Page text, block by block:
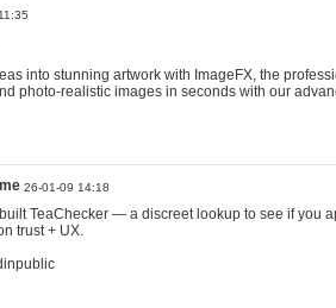
into stunning artwork with ImageFX, the
photo-realistic images in seconds with our
26-01-09 14:18
TeaChecker — a discreet lookup to see if you
trust + UX.